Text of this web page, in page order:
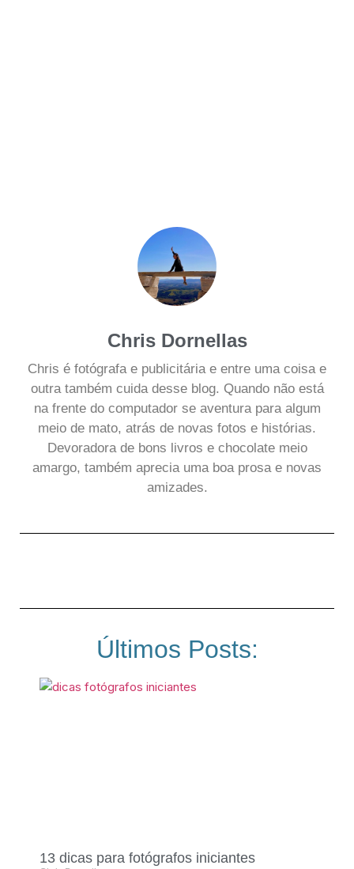
Chris Dornellas
Chris é fotógrafa e publicitária e entre uma coisa e
outra também cuida desse blog. Quando não está
na frente do computador se aventura para algum
meio de mato, atrás de novas fotos e histórias.
Devoradora de bons livros e chocolate meio
amargo, também aprecia uma boa prosa e novas
amizades.
Últimos Posts:
13 dicas para fotógrafos iniciantes